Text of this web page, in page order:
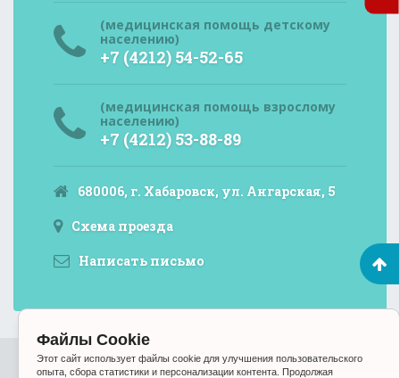
(медицинская помощь детскому
населению)
+7 (4212) 54-52-65
(медицинская помощь взрослому
населению)
+7 (4212) 53-88-89
680006, г. Хабаровск, ул. Ангарская, 5
Схема проезда
Написать письмо
© 2026Краевой кожно-венерологический диспансер г.
Файлы Cookie
Этот сайт использует файлы cookie для улучшения пользовательского
опыта, сбора статистики и персонализации контента. Продолжая